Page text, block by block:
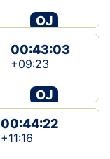
OTSI
OJ
00:43:03
+09:23
OJ
00:44:22
+11:16